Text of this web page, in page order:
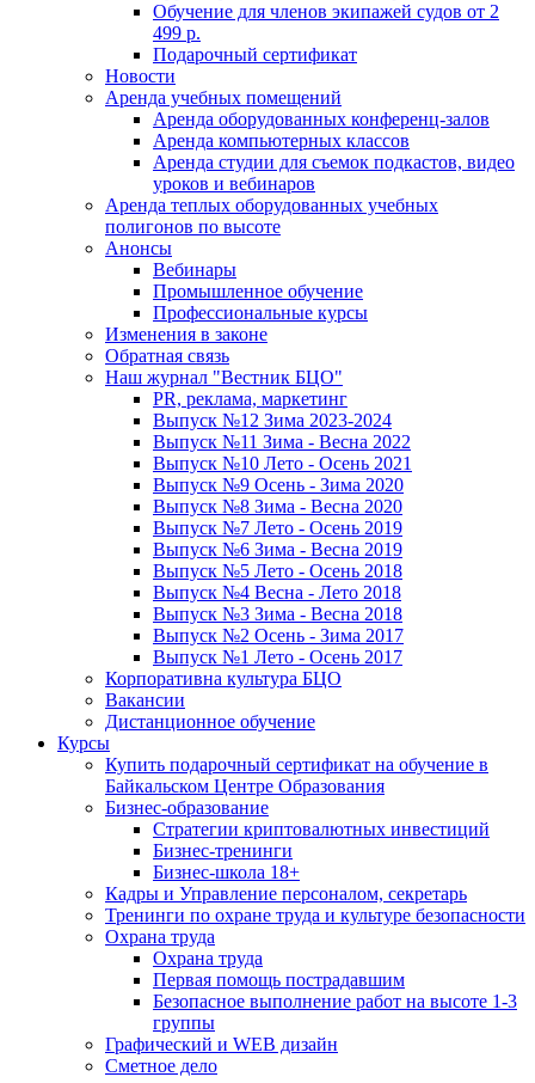
Обучение для членов экипажей судов от 2
499 р.
Подарочный сертификат
Новости
Аренда учебных помещений
Аренда оборудованных конференц-залов
Аренда компьютерных классов
Аренда студии для съемок подкастов, видео
уроков и вебинаров
Аренда теплых оборудованных учебных
полигонов по высоте
Анонсы
Вебинары
Промышленное обучение
Профессиональные курсы
Изменения в законе
Обратная связь
Наш журнал "Вестник БЦО"
PR, реклама, маркетинг
Выпуск №12 Зима 2023-2024
Выпуск №11 Зима - Весна 2022
Выпуск №10 Лето - Осень 2021
Выпуск №9 Осень - Зима 2020
Выпуск №8 Зима - Весна 2020
Выпуск №7 Лето - Осень 2019
Выпуск №6 Зима - Весна 2019
Выпуск №5 Лето - Осень 2018
Выпуск №4 Весна - Лето 2018
Выпуск №3 Зима - Весна 2018
Выпуск №2 Осень - Зима 2017
Выпуск №1 Лето - Осень 2017
Корпоративна культура БЦО
Вакансии
Дистанционное обучение
Курсы
Купить подарочный сертификат на обучение в
Байкальском Центре Образования
Бизнес-образование
Стратегии криптовалютных инвестиций
Бизнес-тренинги
Бизнес-школа 18+
Кадры и Управление персоналом, секретарь
Тренинги по охране труда и культуре безопасности
Охрана труда
Охрана труда
Первая помощь пострадавшим
Безопасное выполнение работ на высоте 1-3
группы
Графический и WEB дизайн
Сметное дело